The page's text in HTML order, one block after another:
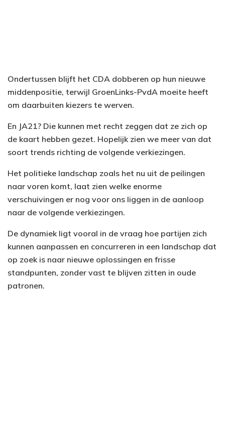
Ondertussen blijft het CDA dobberen op hun nieuwe
middenpositie, terwijl GroenLinks-PvdA moeite heeft
om daarbuiten kiezers te werven.
En JA21? Die kunnen met recht zeggen dat ze zich op
de kaart hebben gezet. Hopelijk zien we meer van dat
soort trends richting de volgende verkiezingen.
Het politieke landschap zoals het nu uit de peilingen
naar voren komt, laat zien welke enorme
verschuivingen er nog voor ons liggen in de aanloop
naar de volgende verkiezingen.
De dynamiek ligt vooral in de vraag hoe partijen zich
kunnen aanpassen en concurreren in een landschap dat
op zoek is naar nieuwe oplossingen en frisse
standpunten, zonder vast te blijven zitten in oude
patronen.